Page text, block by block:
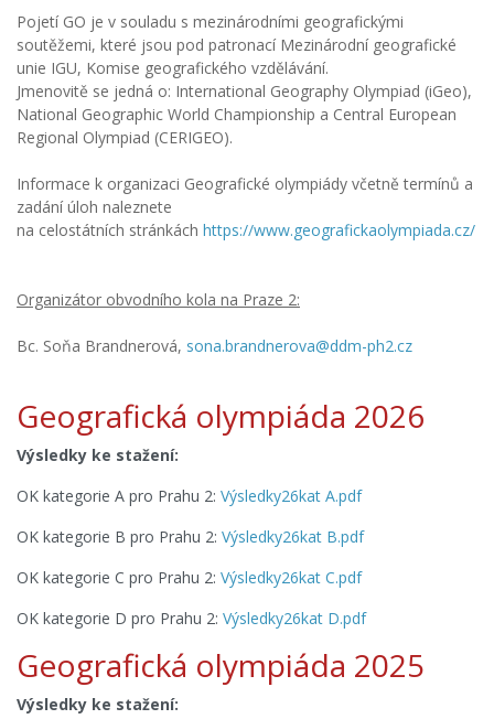
Pojetí GO je v souladu s mezinárodními geografickými
soutěžemi, které jsou pod patronací Mezinárodní geografické
unie IGU, Komise geografického vzdělávání.
Jmenovitě se jedná o: International Geography Olympiad (iGeo),
National Geographic World Championship a Central European
Regional Olympiad (CERIGEO).
Informace k organizaci Geografické olympiády včetně termínů a
zadání úloh naleznete
na celostátních stránkách https://www.geografickaolympiada.cz/
Organizátor obvodního kola na Praze 2:
Bc. Soňa Brandnerová, sona.brandnerova@ddm-ph2.cz
Geografická olympiáda 2026
Výsledky ke stažení:
OK kategorie A pro Prahu 2: Výsledky26kat A.pdf
OK kategorie B pro Prahu 2: Výsledky26kat B.pdf
OK kategorie C pro Prahu 2: Výsledky26kat C.pdf
OK kategorie D pro Prahu 2: Výsledky26kat D.pdf
Geografická olympiáda 2025
Výsledky ke stažení: